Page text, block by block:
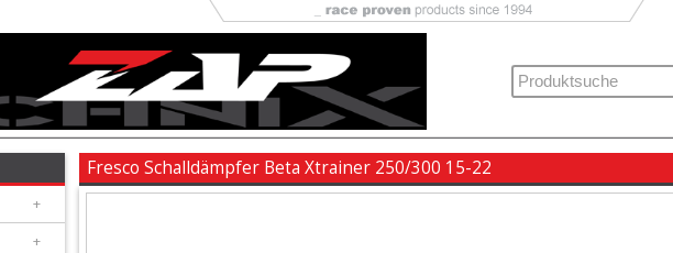
+
+
Fresco Schalldämpfer Beta Xtrainer 250/300 15-22